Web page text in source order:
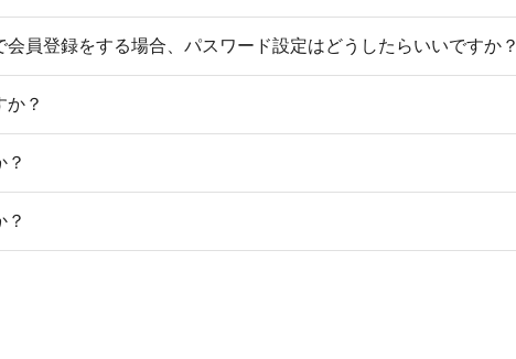
員登録をする場合、パスワード設定はどうしたらいいですか？
？
？
？